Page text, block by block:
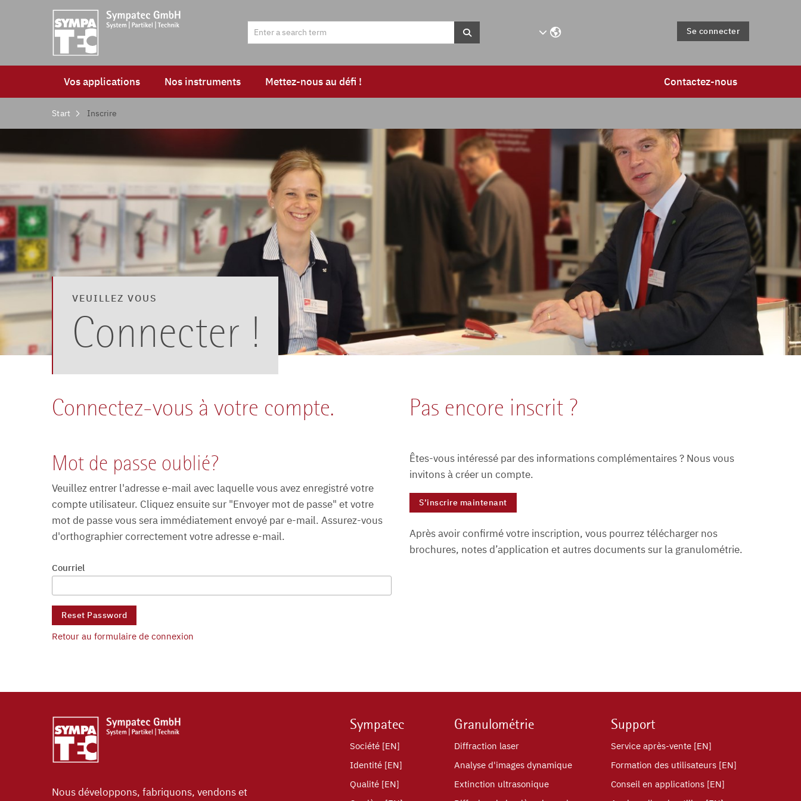
Se connecter
Vos applications Nos instruments Mettez-nous au défi ! Contactez-nous
Start Inscrire
VEUILLEZ VOUS
Connecter !
Connectez-vous à votre compte.
Mot de passe oublié?
Veuillez entrer l'adresse e-mail avec laquelle vous avez enregistré votre
compte utilisateur. Cliquez ensuite sur "Envoyer mot de passe" et votre
mot de passe vous sera immédiatement envoyé par e-mail. Assurez-vous
d'orthographier correctement votre adresse e-mail.
Courriel
Retour au formulaire de connexion
Pas encore inscrit ?
Êtes-vous intéressé par des informations complémentaires ? Nous vous
invitons à créer un compte.
S’inscrire maintenant
Après avoir confirmé votre inscription, vous pourrez télécharger nos
brochures, notes d’application et autres documents sur la granulométrie.
Nous développons, fabriquons, vendons et
Sympatec
Société [EN]
Identité [EN]
Qualité [EN]
Granulométrie
Diffraction laser
Analyse d'images dynamique
Extinction ultrasonique
Support
Service après-vente [EN]
Formation des utilisateurs [EN]
Conseil en applications [EN]